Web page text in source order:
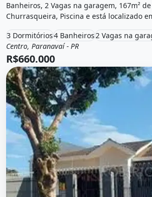
Banheiros, 2 Vagas na garagem, 167m²
Churrasqueira, Piscina e está localizado
R$330 /Mês.
3 Dormitórios4 Banheiros2 Vagas na
Venda
Casa em condomínio
Centro, Paranavaí - PR
R$660.000